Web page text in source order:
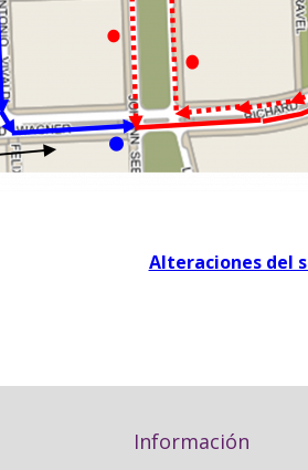
Alteraciones del
Información